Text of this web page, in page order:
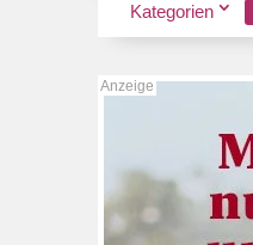
Kategorien